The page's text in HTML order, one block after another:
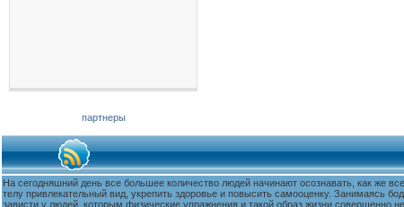
партнеры
На сегодняшний день все большее количество людей начинают осознавать, как же
телу привлекательный вид, укрепить здоровье и повысить самооценку. Занимаясь
зависти у людей, которым физические упражнения и такой образ жизни совершенно